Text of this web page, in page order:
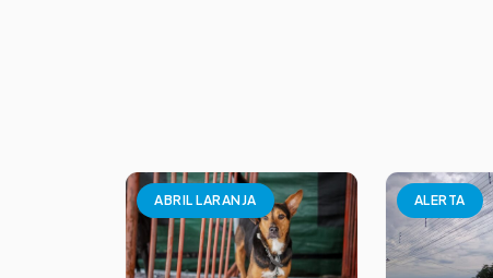
ABRIL LARANJA ALERTA